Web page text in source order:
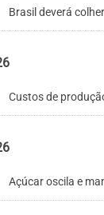
Brasil deverá
Custos de
Açúcar oscila e